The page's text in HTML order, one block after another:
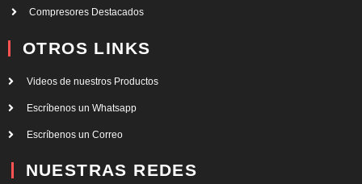
Compresores Destacados
OTROS LINKS
Videos de nuestros Productos
Escríbenos un Whatsapp
Escríbenos un Correo
NUESTRAS REDES